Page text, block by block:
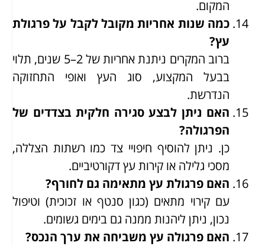
המקום.
כמה שנות אחריות מקובל לקבל על פרגולת
עץ?
ברוב המקרים ניתנת אחריות של 2–5 שנים, תלוי
בבעל המקצוע, סוג העץ ואופי התחזוקה
הנדרשת.
האם ניתן לבצע סגירה חלקית בצדדים של
הפרגולה?
כן. ניתן להוסיף חיפויי צד כמו רשתות הצללה,
מסכי גלילה או קירות עץ דקורטיביים.
האם פרגולת עץ מתאימה גם לחורף?
עם קירוי מתאים (כגון סנטף או זכוכית) וטיפול
נכון, ניתן ליהנות ממנה גם בימים גשומים.
האם פרגולה עץ משביחה את ערך הנכס?